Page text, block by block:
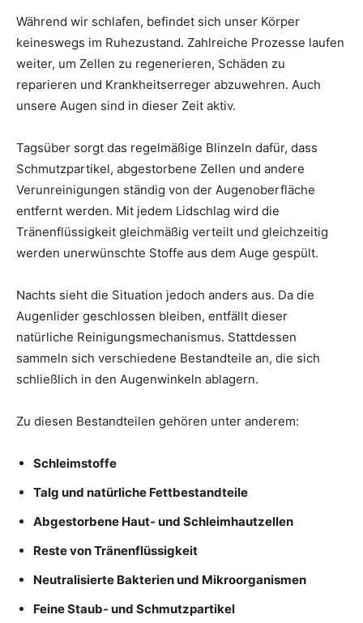
Während wir schlafen, befindet sich unser Körper
keineswegs im Ruhezustand. Zahlreiche Prozesse laufen
weiter, um Zellen zu regenerieren, Schäden zu
reparieren und Krankheitserreger abzuwehren. Auch
unsere Augen sind in dieser Zeit aktiv.
Tagsüber sorgt das regelmäßige Blinzeln dafür, dass
Schmutzpartikel, abgestorbene Zellen und andere
Verunreinigungen ständig von der Augenoberfläche
entfernt werden. Mit jedem Lidschlag wird die
Tränenflüssigkeit gleichmäßig verteilt und gleichzeitig
werden unerwünschte Stoffe aus dem Auge gespült.
Nachts sieht die Situation jedoch anders aus. Da die
Augenlider geschlossen bleiben, entfällt dieser
natürliche Reinigungsmechanismus. Stattdessen
sammeln sich verschiedene Bestandteile an, die sich
schließlich in den Augenwinkeln ablagern.
Zu diesen Bestandteilen gehören unter anderem:
Schleimstoffe
Talg und natürliche Fettbestandteile
Abgestorbene Haut- und Schleimhautzellen
Reste von Tränenflüssigkeit
Neutralisierte Bakterien und Mikroorganismen
Feine Staub- und Schmutzpartikel